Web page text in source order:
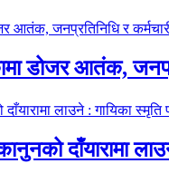
डोजर आतंक,
दाँयारामा